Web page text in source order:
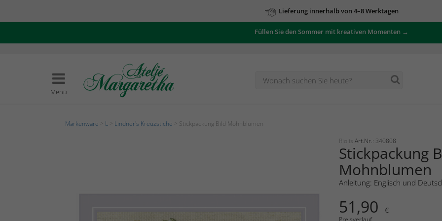
Lieferung innerhalb von 4–8 Werktagen
Füllen Sie den Sommer mit kreativen Momenten →
Menü
Markenware L Lindner's Kreuzstiche > Stickpackung Bild Mohnblumen
Riolis Art.Nr.: 340808
Stickpackung
Mohnblumen
Anleitung: Englisch und
51,90 €
Preisverlauf